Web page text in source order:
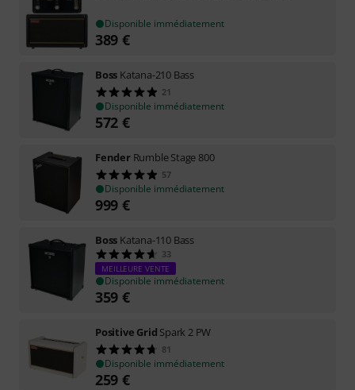
Disponible immédiatement
389 €
Boss Katana-210 Bass
21
Disponible immédiatement
572 €
Fender Rumble Stage 800
57
Disponible immédiatement
999 €
Boss Katana-110 Bass
33
MEILLEURE VENTE
Disponible immédiatement
359 €
Positive Grid Spark 2 PW
81
Disponible immédiatement
259 €